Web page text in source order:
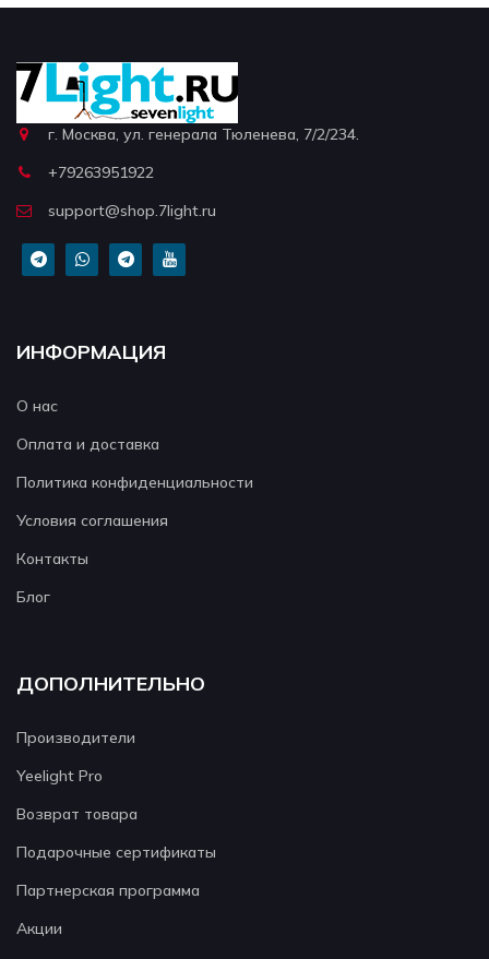
г. Москва, ул. генерала Тюленева, 7/2/234.
+79263951922
support@shop.7light.ru
ИНФОРМАЦИЯ
О нас
Оплата и доставка
Политика конфиденциальности
Условия соглашения
Контакты
Блог
ДОПОЛНИТЕЛЬНО
Производители
Yeelight Pro
Возврат товара
Подарочные сертификаты
Партнерская программа
Акции